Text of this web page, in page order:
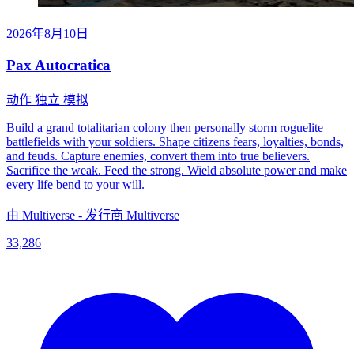
2026年8月10日
Pax Autocratica
动作 独立 模拟
Build a grand totalitarian colony then personally storm roguelite
battlefields with your soldiers. Shape citizens fears, loyalties, bonds,
and feuds. Capture enemies, convert them into true believers.
Sacrifice the weak. Feed the strong. Wield absolute power and make
every life bend to your will.
由 Multiverse - 发行商 Multiverse
33,286